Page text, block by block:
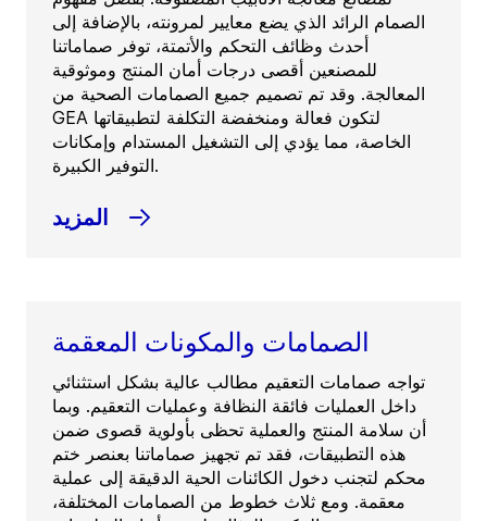
الصمام الرائد الذي يضع معايير لمرونته، بالإضافة إلى
أحدث وظائف التحكم والأتمتة، توفر صماماتنا
للمصنعين أقصى درجات أمان المنتج وموثوقية
المعالجة. وقد تم تصميم جميع الصمامات الصحية من
GEA لتكون فعالة ومنخفضة التكلفة لتطبيقاتها
الخاصة، مما يؤدي إلى التشغيل المستدام وإمكانات
التوفير الكبيرة.
المزيد
الصمامات والمكونات المعقمة
تواجه صمامات التعقيم مطالب عالية بشكل استثنائي
داخل العمليات فائقة النظافة وعمليات التعقيم. وبما
أن سلامة المنتج والعملية تحظى بأولوية قصوى ضمن
هذه التطبيقات، فقد تم تجهيز صماماتنا بعنصر ختم
محكم لتجنب دخول الكائنات الحية الدقيقة إلى عملية
معقمة. ومع ثلاث خطوط من الصمامات المختلفة،